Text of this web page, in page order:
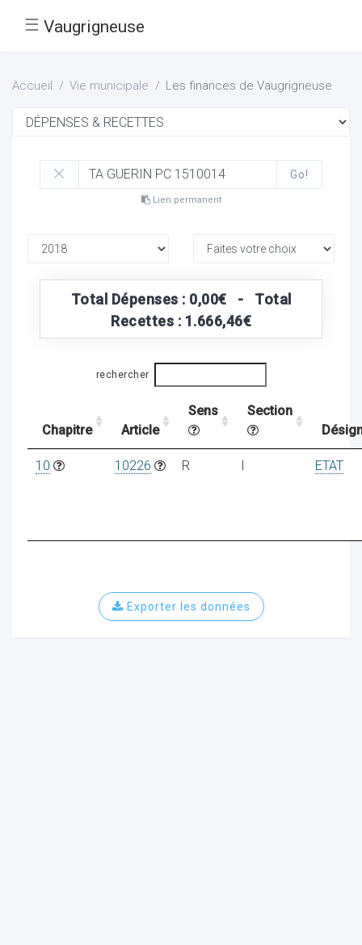
☰ Vaugrigneuse
Accueil Vie municipale Les finances de Vaugrigneuse
Go!
Lien permanent
Total Dépenses : 0,00€ - Total
Recettes : 1.666,46€
rechercher
Chapitre Article
Sens
Section
10 10226 R I ETAT
Exporter les données